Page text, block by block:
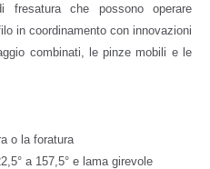
che possono operare
in coordinamento con innovazioni
combinati, le pinze mobili e le
o la foratura
a 157,5° e lama girevole